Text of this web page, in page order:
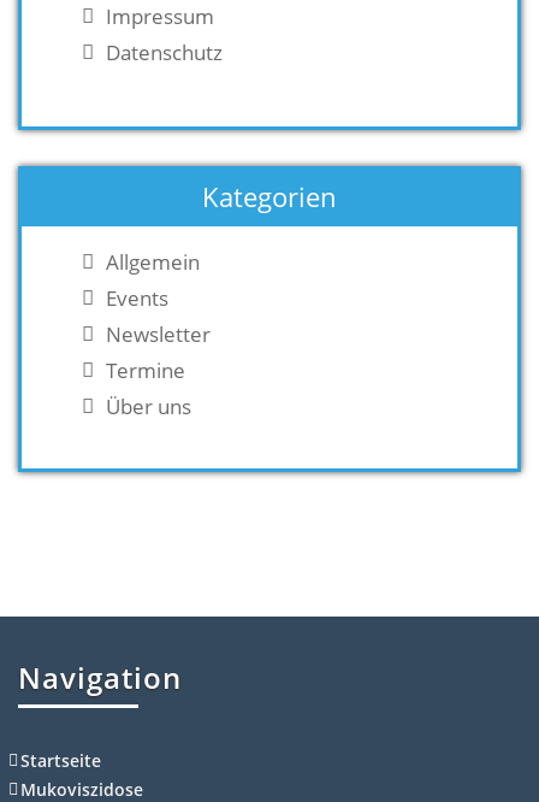
Impressum
Datenschutz
Kategorien
Allgemein
Events
Newsletter
Termine
Über uns
Navigation
Startseite
Mukoviszidose